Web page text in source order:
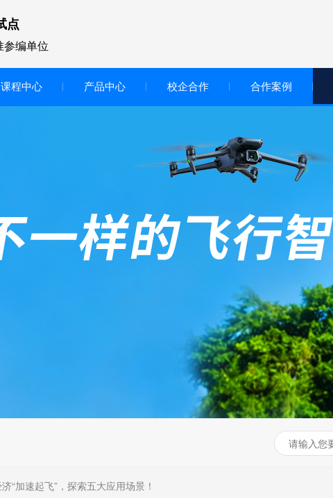
点
参编单位
课程中心 产品中心
智慧交互显示大屏
无人机基础飞行模拟仿真教学
多旋翼无人机组装专用配件套
垂直起降固定翼装调实训教学
无人机套装
校企合作 合作案例
“加速起飞”，探索五大应用场景！